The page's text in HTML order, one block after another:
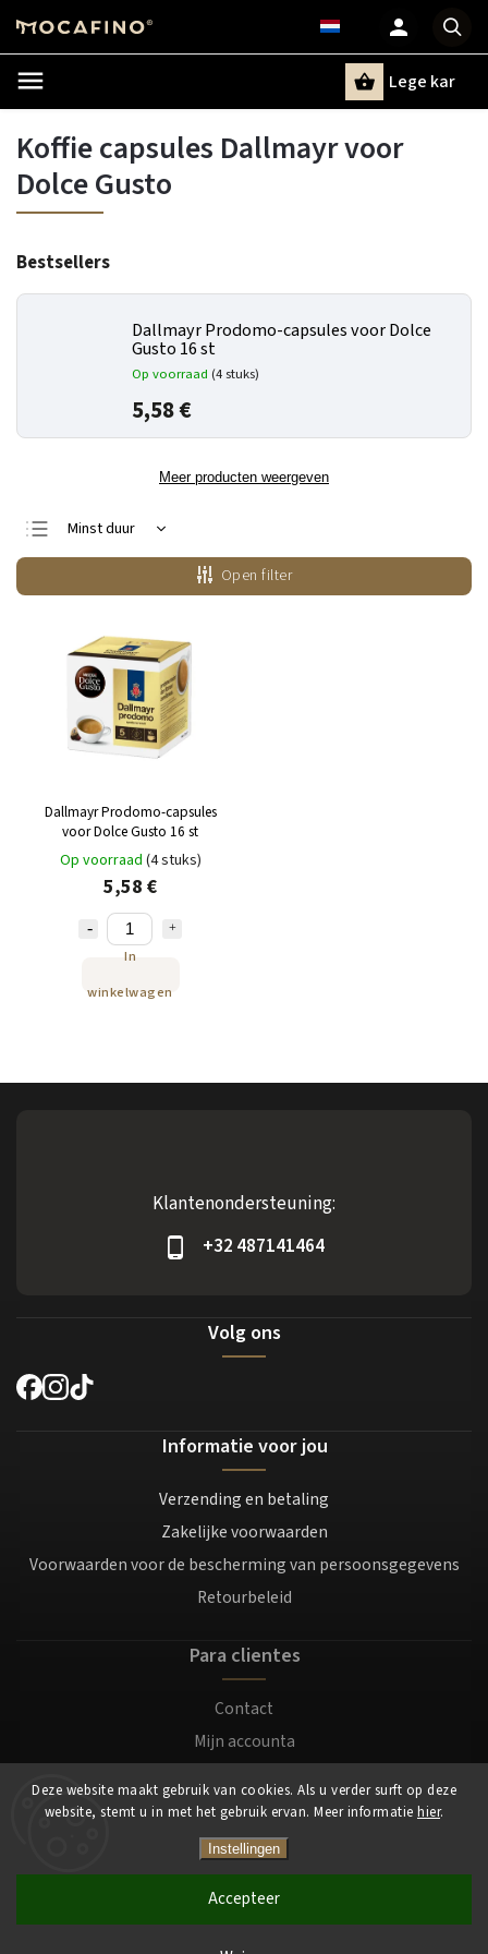
Deze website maakt gebruik van cookies. Als u verder surft op deze
website, stemt u in met het gebruik ervan. Meer informatie hier.
Instellingen
Accepteer
Lege kar
Koffie capsules Dallmayr voor
Dolce Gusto
Bestsellers
Dallmayr Prodomo-capsules voor Dolce
Gusto 16 st
Op voorraad (4 stuks)
5,58 €
Meer producten weergeven
Minst duur
Duurste
Bestsellers
Alfabetisch
Open filter
Dallmayr Prodomo-capsules
voor Dolce Gusto 16 st
Op voorraad (4 stuks)
5,58 €
In
winkelwagen
Klantenondersteuning:
+32 487141464
Volg ons
Informatie voor jou
Verzending en betaling
Zakelijke voorwaarden
Voorwaarden voor de bescherming van persoonsgegevens
Retourbeleid
Para clientes
Contact
Mijn accounta
Login
Mocafino.be. Alle rechten voorbehouden.